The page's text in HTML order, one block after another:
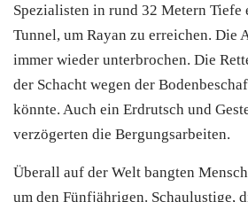
Spezialisten in rund 32 Metern Tiefe
Tunnel, um Rayan zu erreichen. Die
immer wieder unterbrochen. Die
der Schacht wegen der
könnte. Auch ein Erdrutsch und
verzögerten die Bergungsarbeiten.
Überall auf der Welt bangten
um den Fünfjährigen. Schaulustige,